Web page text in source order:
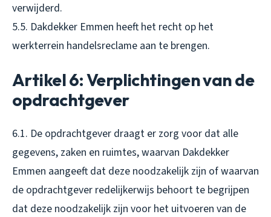
verwijderd.
5.5. Dakdekker Emmen heeft het recht op het
werkterrein handelsreclame aan te brengen.
Artikel 6: Verplichtingen van de
opdrachtgever
6.1. De opdrachtgever draagt er zorg voor dat alle
gegevens, zaken en ruimtes, waarvan Dakdekker
Emmen aangeeft dat deze noodzakelijk zijn of waarvan
de opdrachtgever redelijkerwijs behoort te begrijpen
dat deze noodzakelijk zijn voor het uitvoeren van de